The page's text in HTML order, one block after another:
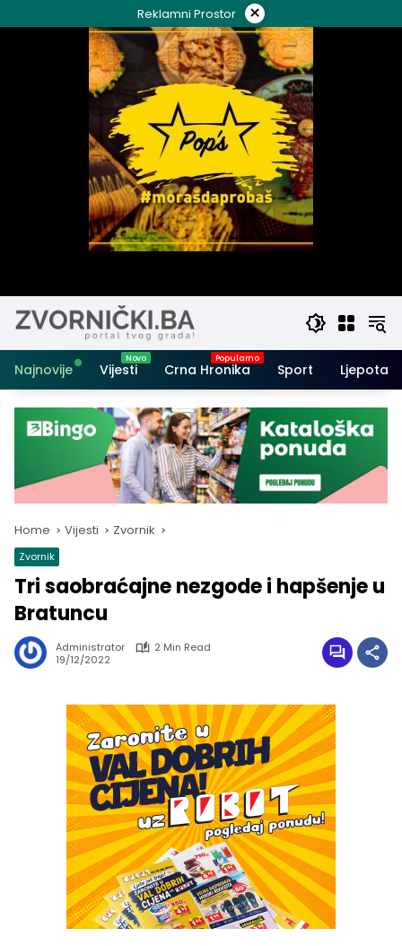
to
Reklamni Prostor ×
Najnovije Vijesti Crna Hronika Sport Ljepota i
Home Vijesti Zvornik
Zvornik
Tri saobraćajne nezgode i hapšenje u
Bratuncu
Administrator
2 Min Read
19/12/2022